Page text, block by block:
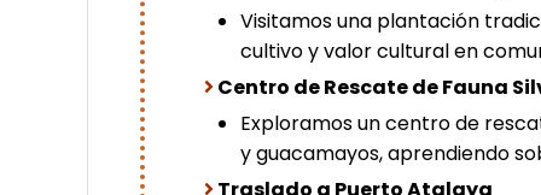
Visitamos una plantación
cultivo y valor cultural en
Centro de Rescate de Fauna
Exploramos un centro de
y guacamayos, aprendiendo
Traslado a Puerto Atalaya